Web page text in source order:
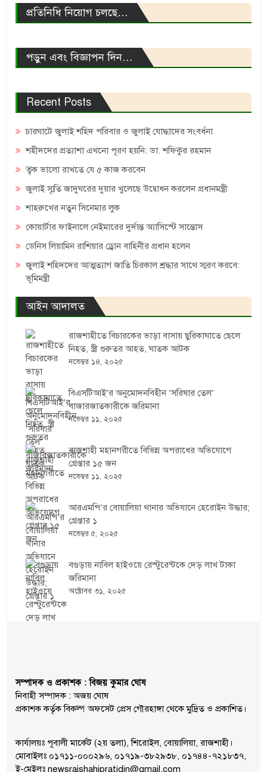
প্রতিনিধি নিয়োগ চলছে…
পড়ুন এবং বিজ্ঞাপন দিন…
Recent Posts
চারঘাটে জুলাই শহিদ পরিবার ও জুলাই যোদ্ধাদের সংবর্ধনা
শহীদদের প্রত্যাশা এখনো পূরণ হয়নি: ডা. শফিকুর রহমান
ত্বক ভালো রাখতে যে ৫ কাজ করবেন
জুলাই স্মৃতি জাদুঘরের দুয়ার খুলেছে উদ্বোধন করলেন প্রধানমন্ত্রী
শাহরুখের নতুন সিনেমার লুক
কোয়ার্টার ফাইনালে নেইমারের দুর্দান্ত অ্যাসিস্টে সান্তোস
ডেনিস লিয়ামিন রাশিয়ার ড্রোন বাহিনীর প্রধান হলেন
জুলাই শহিদদের আত্মত্যাগ জাতি চিরকাল শ্রদ্ধার সাথে স্মরণ করবে:
ভূমিমন্ত্রী
আইন আদালত
রাজশাহীতে বিচারকের ভাড়া বাসায় ছুরিকাঘাতে ছেলে
নিহত, স্ত্রী গুরুতর আহত, ঘাতক আটক
নভেম্বর ১৪, ২০২৫
বিএসটিআই’র অনুমোদনবিহীন ‘সরিষার তেল’
বাজারজাতকারীকে জরিমানা
নভেম্বর ১১, ২০২৫
রাজশাহী মহানগরীতে বিভিন্ন অপরাধের অভিযোগে
গ্রেপ্তার ১৫ জন
নভেম্বর ১১, ২০২৫
আরএমপি’র বোয়ালিয়া থানার অভিযানে হেরোইন উদ্ধার;
গ্রেপ্তার ১
নভেম্বর ৫, ২০২৫
বগুড়ায় নাবিল হাইওয়ে রেস্টুরেন্টকে দেড় লাখ টাকা
জরিমানা
অক্টোবর ৩১, ২০২৫
সম্পাদক ও প্রকাশক : বিজয় কুমার ঘোষ
নিবাহী সম্পাদক : অজয় ঘোষ
প্রকাশক কর্তৃক বিকল্প অফসেট প্রেস গৌরহাঙ্গা থেকে মুদ্রিত ও প্রকাশিত।
কার্যালয়ঃ পূবালী মার্কেট (২য় তলা), শিরোইল, বোয়ালিয়া, রাজশাহী।
মোবাইলঃ ০১৭১১-০০০২৯৬, ০১৭১৯-৩৮২৯৩৮, ০১৭৪৪-৭২১৮৩৭,
ই-মেইলঃ newsrajshahipratidin@gmail.com